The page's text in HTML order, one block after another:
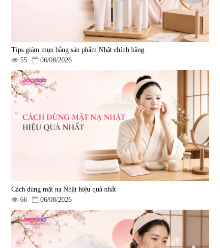
Tips giảm mụn bằng sản phẩm Nhật chính hãng
55
06/08/2026
Cách dùng mặt nạ Nhật hiệu quả nhất
66
06/08/2026